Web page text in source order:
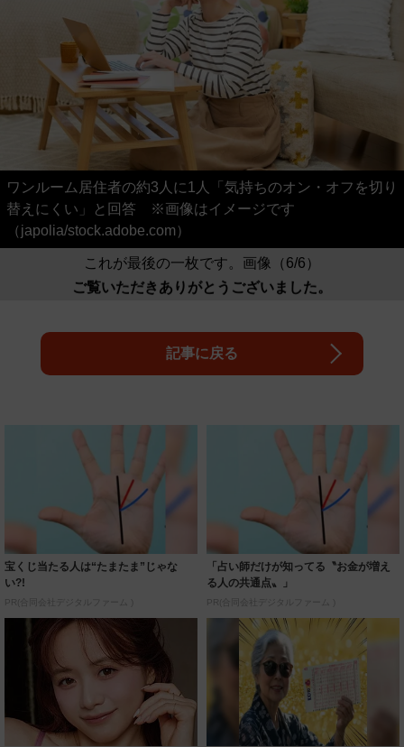
ワンルーム居住者の約3人に1人「気持ちのオン・オフを切り
替えにくい」と回答 ※画像はイメージです
（japolia/stock.adobe.com）
これが最後の一枚です。画像（6/6）
ご覧いただきありがとうございました。
記事に戻る
宝くじ当たる人は“たまたま”じゃな
い?!
PR(合同会社デジタルファーム )
「占い師だけが知ってる〝お金が増え
る人の共通点〟」
PR(合同会社デジタルファーム )